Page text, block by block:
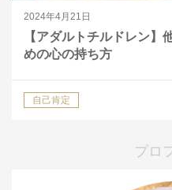
2024年4月21日
【アダルトチルドレン】
めの心の持ち方
自己肯定
プロ